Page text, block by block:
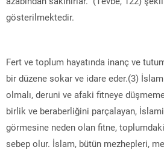
gösterilmektedir.
Fert ve toplum hayatında inanç ve
bir düzene sokar ve idare eder.(3)
olmalı, deruni ve afaki fitneye
birlik ve beraberliğini parçalayan,
görmesine neden olan fitne,
sebep olur. İslam, bütün mezhepleri,